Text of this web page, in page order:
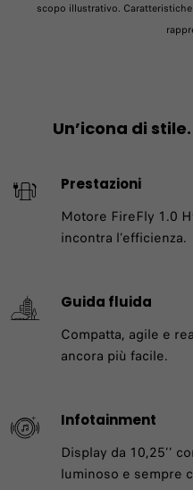
scopo illustrativo.
Un’icona di
Prestazioni
Motore FireFly 1.0
incontra l’efficienza.
Guida fluida
Compatta, agile e
ancora più facile.
Infotainment​
Display da 10,25’’
luminoso e sempre